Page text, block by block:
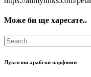
Може би ще харесате..
Луксозни арабски парфюми